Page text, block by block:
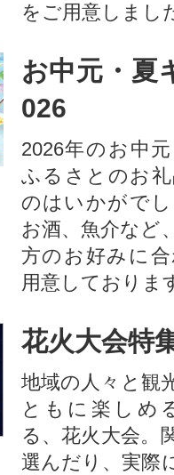
をご用意しまし
お中元・夏
026
2026年のお中
ふるさとのお
のはいかがで
お酒、魚介など
方のお好みに
用意しておりま
花火大会特
地域の人々と観
ともに楽しめ
る、花火大会。
選んだり、実際